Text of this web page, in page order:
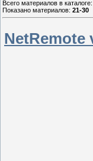
Всего материалов в каталоге:
Показано материалов: 21-30
NetRemote